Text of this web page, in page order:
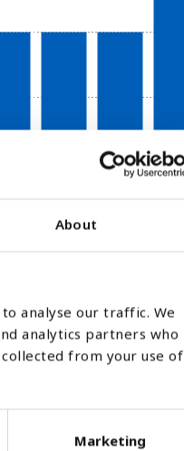
About
analyse our traffic. We
analytics partners who
from your use of
Marketing